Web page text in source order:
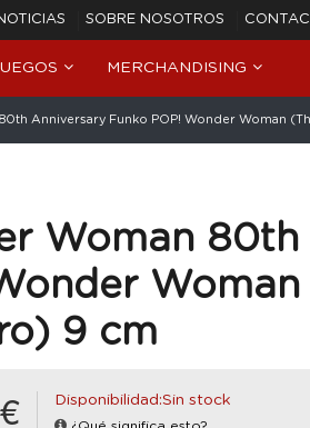
SOBRE NOSOTROS
MERCHANDISING
Anniversary Funko POP! Wonder Woman
Woman
9 cm
Disponibilidad:Sin stock